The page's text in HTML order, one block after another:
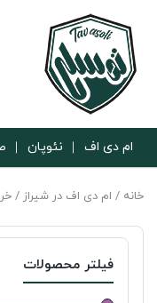
ام دی اف نئوپان
خانه / ام دی اف در شیراز /
فیلتر محصولات